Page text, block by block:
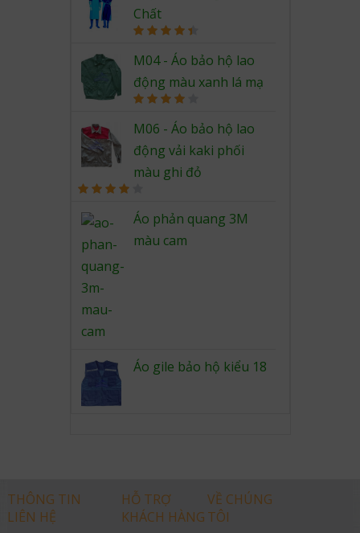
Chất
out of 5
M04 - Áo bảo hộ lao
động màu xanh lá mạ
4.00out
of 5
M06 - Áo bảo hộ lao
động vải kaki phối
màu ghi đỏ
4.00 out
of 5
Áo phản quang 3M
màu cam
Áo gile bảo hộ kiểu 18
THÔNG TIN
LIÊN HỆ
HỖ TRỢ
KHÁCH HÀNG
VỀ CHÚNG
TÔI